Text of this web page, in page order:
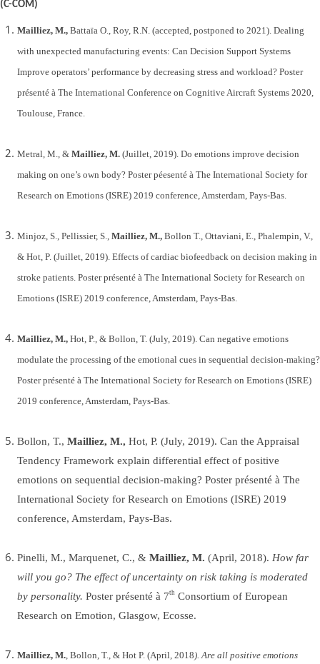
(C-COM)
Mailliez, M.,Battaïa O., Roy, R.N. (accepted, postponed to 2021). Dealing
with unexpected manufacturing events: Can Decision Support Systems
Improve operators’ performance by decreasing stress and workload? Poster
présenté à The International Conference on Cognitive Aircraft Systems 2020,
Toulouse, France.
Metral, M., & Mailliez, M.(Juillet, 2019). Do emotions improve decision
making on one’s own body? Poster péesenté à The International Society for
Research on Emotions (ISRE) 2019 conference, Amsterdam, Pays-Bas.
Minjoz, S., Pellissier, S., Mailliez, M.,Bollon T., Ottaviani, E., Phalempin, V.,
& Hot, P. (Juillet, 2019). Effects of cardiac biofeedback on decision making in
stroke patients. Poster présenté à The International Society for Research on
Emotions (ISRE) 2019 conference, Amsterdam, Pays-Bas.
Mailliez, M., Hot, P., & Bollon, T. (July, 2019). Can negative emotions
modulate the processing of the emotional cues in sequential decision-making?
Poster présenté à The International Society for Research on Emotions (ISRE)
2019 conference, Amsterdam, Pays-Bas.
Bollon, T., Mailliez, M., Hot, P. (July, 2019). Can the Appraisal
Tendency Framework explain differential effect of positive
emotions on sequential decision-making? Poster présenté à The
International Society for Research on Emotions (ISRE) 2019
conference, Amsterdam, Pays-Bas.
Pinelli, M., Marquenet, C., & Mailliez, M. (April, 2018). How far
will you go? The effect of uncertainty on risk taking is moderated
by personality. Poster présenté à 7thConsortium of European
Research on Emotion, Glasgow, Ecosse.
Mailliez, M., Bollon, T., & Hot P. (April, 2018). Are all positive emotions